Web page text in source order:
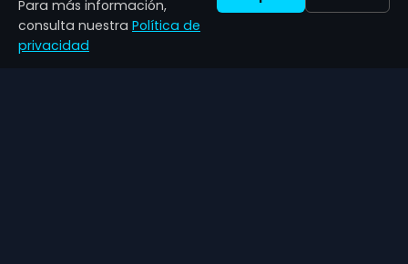
Noticias
Sobre nosotros
Para más información,
consulta nuestra Política de
privacidad